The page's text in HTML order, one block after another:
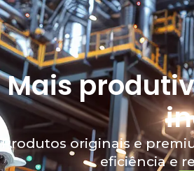
Mais
Produtos originais e
eficiência e